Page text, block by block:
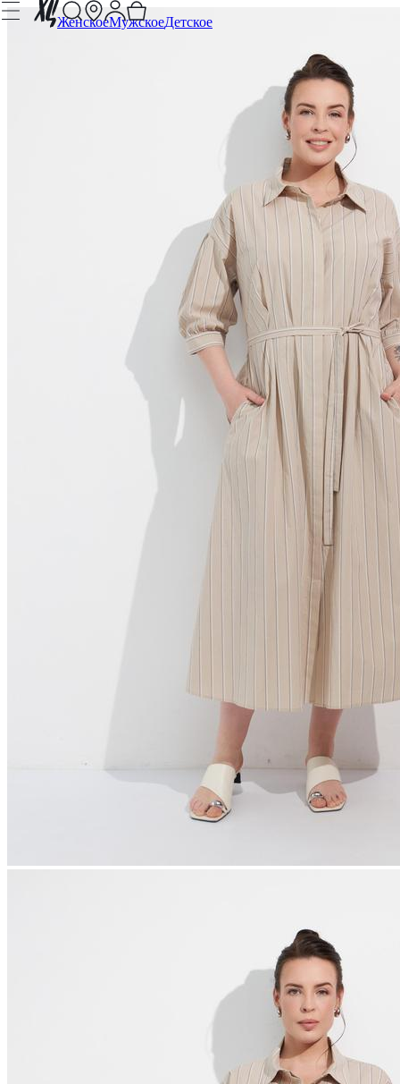
ЖенскоеМужскоеДетское